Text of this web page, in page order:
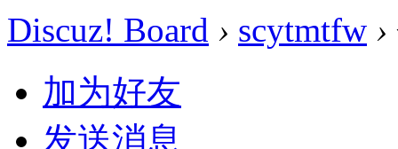
Discuz! Board › scytmtfw ›
加为好友
发送消息